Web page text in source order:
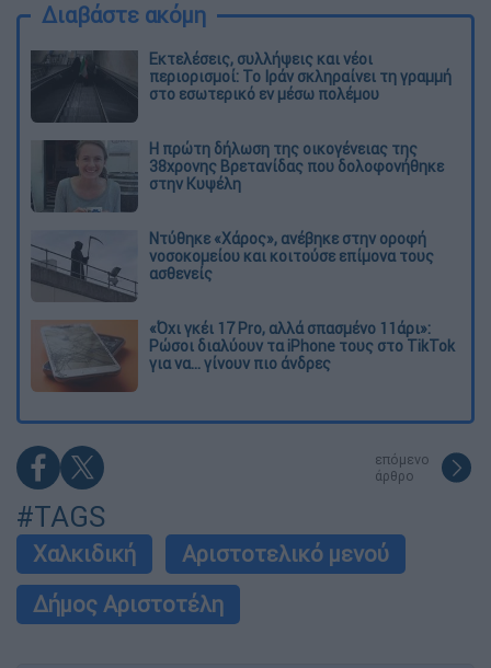
Διαβάστε ακόμη
Εκτελέσεις, συλλήψεις και νέοι
περιορισμοί: Το Ιράν σκληραίνει τη γραμμή
στο εσωτερικό εν μέσω πολέμου
Η πρώτη δήλωση της οικογένειας της
38χρονης Βρετανίδας που δολοφονήθηκε
στην Κυψέλη
Ντύθηκε «Χάρος», ανέβηκε στην οροφή
νοσοκομείου και κοιτούσε επίμονα τους
ασθενείς
«Όχι γκέι 17 Pro, αλλά σπασμένο 11άρι»:
Ρώσοι διαλύουν τα iPhone τους στο TikTok
για να... γίνουν πιο άνδρες
επόμενο
άρθρο
#TAGS
Χαλκιδική
Αριστοτελικό μενού
Δήμος Αριστοτέλη